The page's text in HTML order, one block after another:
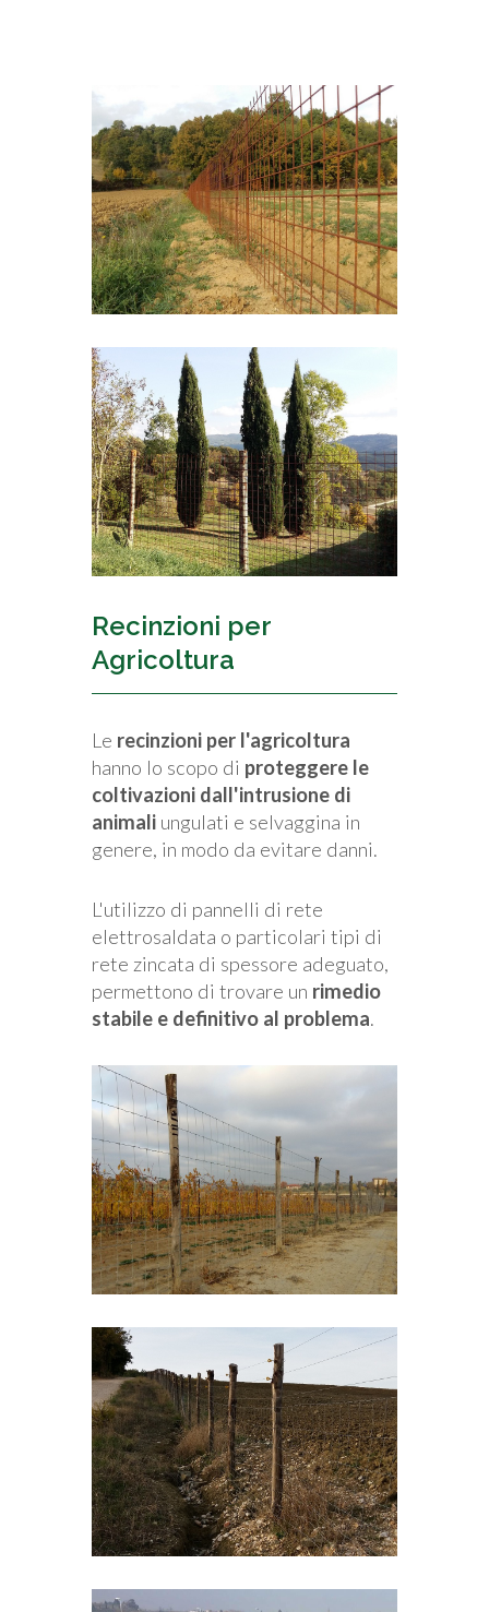
Recinzioni per
Agricoltura
Le recinzioni per l'agricoltura
hanno lo scopo di proteggere le
coltivazioni dall'intrusione di
animali ungulati e selvaggina in
genere, in modo da evitare danni.
L'utilizzo di pannelli di rete
elettrosaldata o particolari tipi di
rete zincata di spessore adeguato,
permettono di trovare un rimedio
stabile e definitivo al problema.